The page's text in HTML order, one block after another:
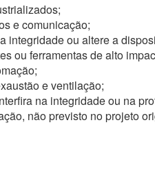
e comunicação;
integridade ou altere a
ou ferramentas de alto
e ventilação;
na integridade ou na
não previsto no projeto